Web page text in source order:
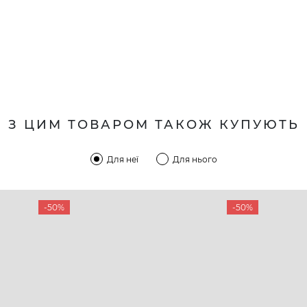
З ЦИМ ТОВАРОМ ТАКОЖ КУПУЮТЬ
Для неї Для нього
-50% -50%